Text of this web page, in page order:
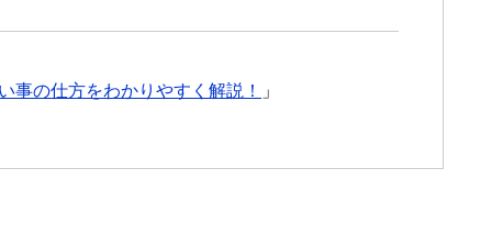
事の仕方をわかりやすく解説！ 」